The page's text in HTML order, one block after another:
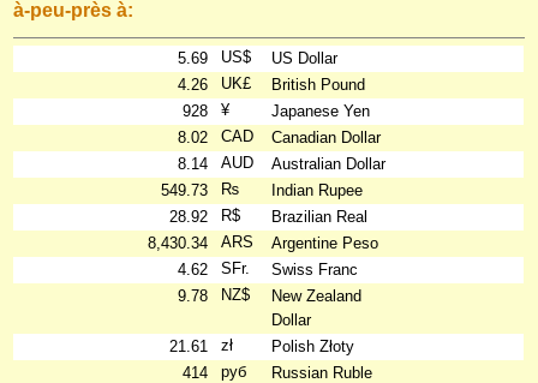
à-peu-près à:
5.69 US$
US Dollar
4.26
UK£
British Pound
928
¥
Japanese Yen
8.02
CAD
Canadian Dollar
8.14
AUD
Australian Dollar
549.73
₨
Indian Rupee
28.92
R$
Brazilian Real
8,430.34
ARS
Argentine Peso
4.62
SFr.
Swiss Franc
9.78
NZ$
New Zealand
Dollar
21.61
zł
Polish Złoty
414
руб
Russian Ruble